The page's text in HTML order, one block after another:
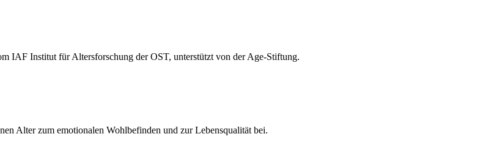
IAF Institut für Altersforschung der OST, unterstützt von der Age-Stiftung.
Alter zum emotionalen Wohlbefinden und zur Lebensqualität bei.